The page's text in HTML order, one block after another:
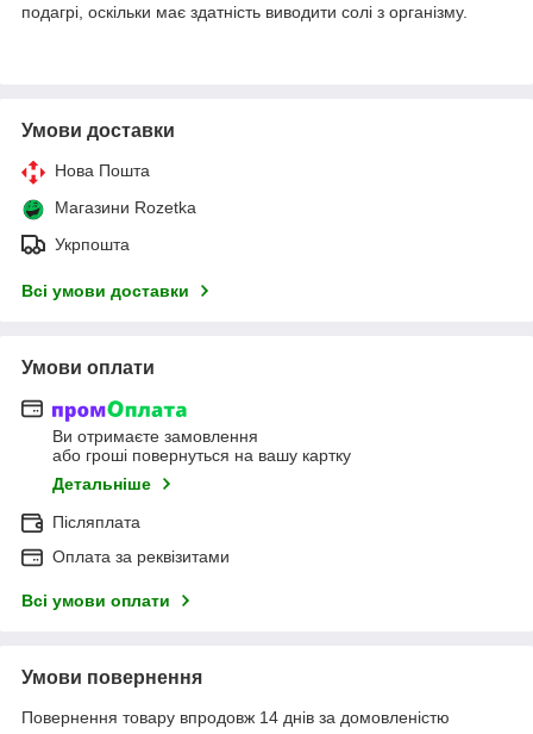
подагрі, оскільки має здатність виводити солі з організму.
Умови доставки
Нова Пошта
Магазини Rozetka
Укрпошта
Всі умови доставки
Умови оплати
Ви отримаєте замовлення
або гроші повернуться на вашу картку
Детальніше
Післяплата
Оплата за реквізитами
Всі умови оплати
Умови повернення
Повернення товару впродовж 14 днів за домовленістю